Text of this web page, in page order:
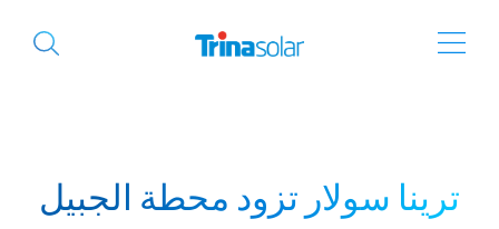
ترينا سولار تزود محطة الجبيل